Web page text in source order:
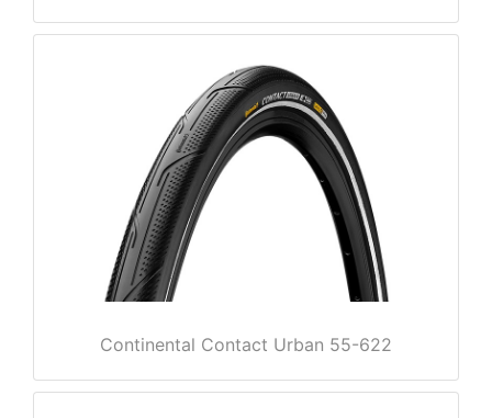
Continental Contact Urban 55-622